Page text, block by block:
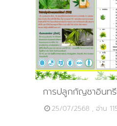
การปลูกกัญชาอินท
25/07/2568 , อ่าน